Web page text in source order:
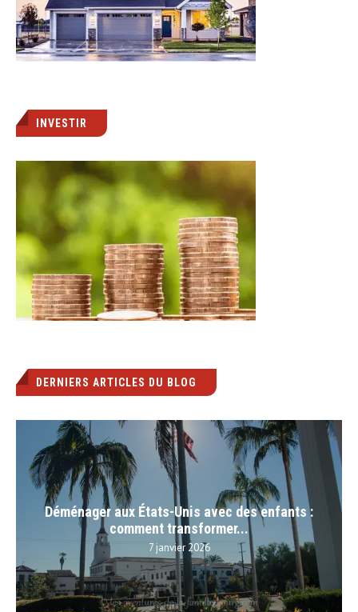
INVESTIR
DERNIERS ARTICLES DU BLOG
Déménager aux États-Unis avec des enfants :
comment transformer...
7 janvier 2026